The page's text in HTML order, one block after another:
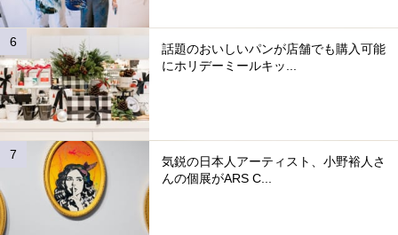
話題のおいしいパンが店舗でも購入可能
にホリデーミールキッ...
気鋭の日本人アーティスト、小野裕人さ
んの個展がARS C...